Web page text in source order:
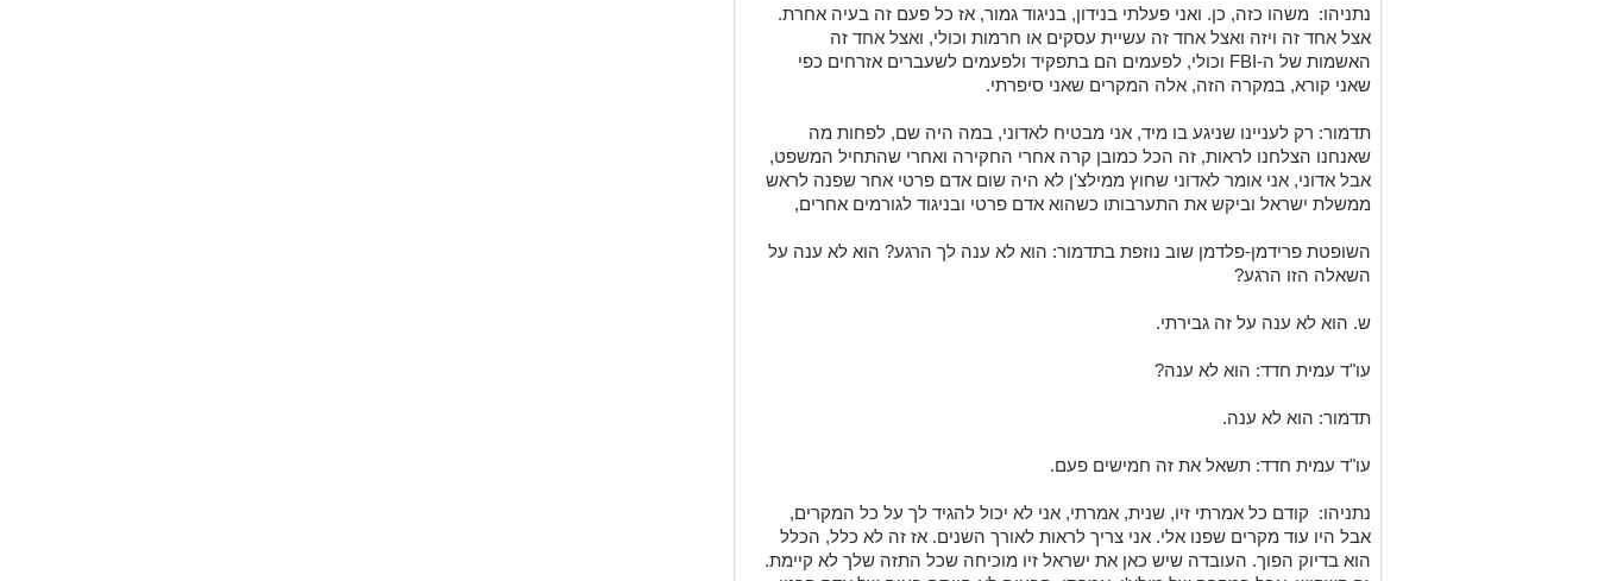
הברית כדי לשחרר אותו מהאישום או מהחשדות או הדברים שהיו ...
תדמור: מיד ניגע בזה. רשימה שחורה אני חושב.
אצל אחד זה ויזה ואצל אחד זה עשיית עסקים או חרמות וכולי, ואצל אחד זה
האשמות של ה-FBI וכולי, לפעמים הם בתפקיד ולפעמים לשעברים אזרחים כפי
שאני קורא, במקרה הזה, אלה המקרים שאני סיפרתי.
שאנחנו הצלחנו לראות, זה הכל כמובן קרה אחרי החקירה ואחרי שהתחיל המשפט,
אבל אדוני, אני אומר לאדוני שחוץ ממילצ'ן לא היה שום אדם פרטי אחר שפנה לראש
השאלה הזו הרגע?
ש. הוא לא ענה על זה גבירתי.
עו"ד עמית חדד: הוא לא ענה?
תדמור: הוא לא ענה.
עו"ד עמית חדד: תשאל את זה חמישים פעם.